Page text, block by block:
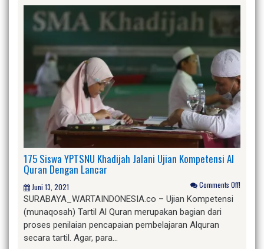
175 Siswa YPTSNU Khadijah Jalani Ujian Kompetensi Al
Quran Dengan Lancar
Juni 13, 2021 Comments Off!
SURABAYA_WARTAINDONESIA.co – Ujian Kompetensi
(munaqosah) Tartil Al Quran merupakan bagian dari
proses penilaian pencapaian pembelajaran Alquran
secara tartil. Agar, para…